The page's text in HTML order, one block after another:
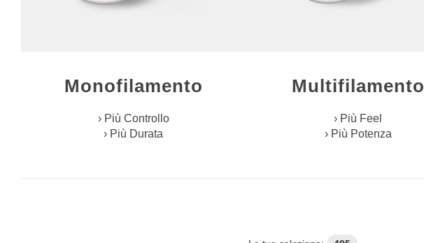
Monofilamento
› Più Controllo
› Più Durata
Multifilamento
› Più Feel
› Più Potenza